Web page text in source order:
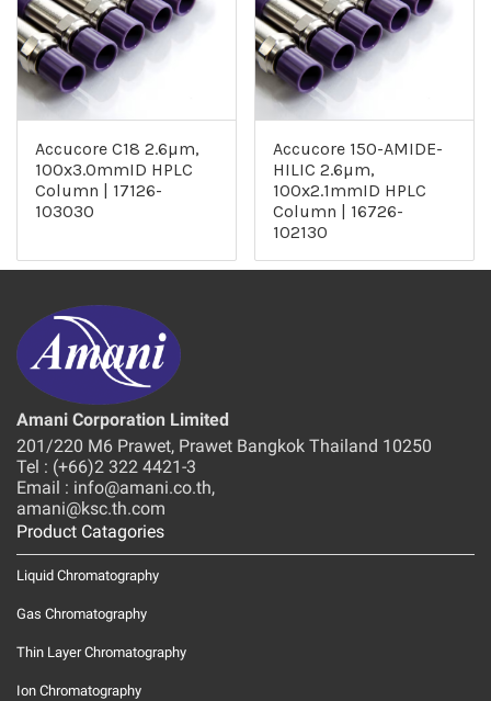
Accucore C18 2.6µm,
100x3.0mmID HPLC
Column | 17126-
103030
Accucore 150-AMIDE-
HILIC 2.6µm,
100x2.1mmID HPLC
Column | 16726-
102130
Amani Corporation Limited
201/220 M6 Prawet, Prawet Bangkok Thailand 10250
Tel : (+66)2 322 4421-3
Email : info@amani.co.th,
amani@ksc.th.com
Product Catagories
Liquid Chromatography
Gas Chromatography
Thin Layer Chromatography
Ion Chromatography